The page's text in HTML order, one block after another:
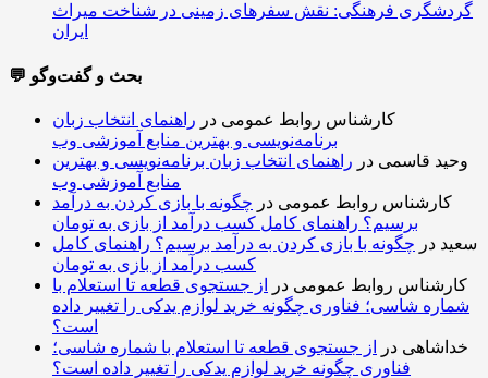
گردشگری فرهنگی: نقش سفرهای زمینی در شناخت میراث
ایران
💬 بحث و گفت‌وگو
کارشناس روابط عمومی در راهنمای انتخاب زبان
برنامه‌نویسی و بهترین منابع آموزشی وب
وحید قاسمی در راهنمای انتخاب زبان برنامه‌نویسی و بهترین
منابع آموزشی وب
کارشناس روابط عمومی در چگونه با بازی کردن به درآمد
برسیم؟ راهنمای کامل کسب درآمد از بازی به تومان
سعید در چگونه با بازی کردن به درآمد برسیم؟ راهنمای کامل
کسب درآمد از بازی به تومان
کارشناس روابط عمومی در
از جستجوی قطعه تا استعلام با
شماره شاسی؛ فناوری چگونه خرید لوازم یدکی را تغییر داده
است؟
خداشاهی در
از جستجوی قطعه تا استعلام با شماره شاسی؛
فناوری چگونه خرید لوازم یدکی را تغییر داده است؟